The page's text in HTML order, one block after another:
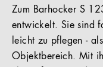
Zum Barhocker S
entwickelt. Sie sind
leicht zu pflegen -
Objektbereich. Mit